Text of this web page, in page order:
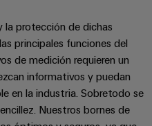
la protección de dichas
principales funciones del
de medición requieren un
informativos y puedan
en la industria. Sobretodo se
Nuestros bornes de